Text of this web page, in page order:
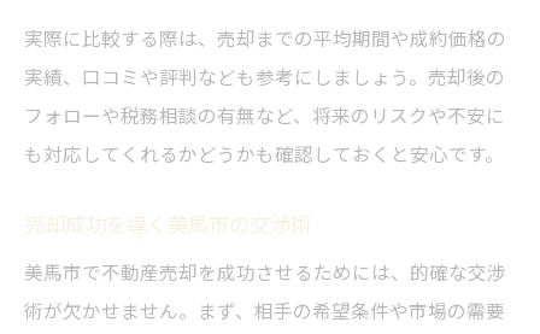
実際に比較する際は、売却までの平均期間や成約価格の
実績、口コミや評判なども参考にしましょう。売却後の
フォローや税務相談の有無など、将来のリスクや不安に
も対応してくれるかどうかも確認しておくと安心です。
売却成功を導く美馬市の交渉術
美馬市で不動産売却を成功させるためには、的確な交渉
術が欠かせません。まず、相手の希望条件や市場の需要